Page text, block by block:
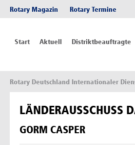
Rotary Magazin Rotary Termine
Start Aktuell Distriktbeauftragte
Rotary Deutschland Internationaler
LÄNDERAUSSCHUSS
GORM CASPER